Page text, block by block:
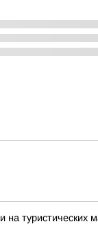
на туристических